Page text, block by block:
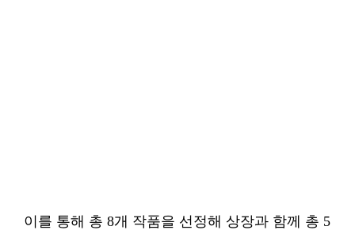
이를 통해 총 8개 작품을 선정해 상장과 함께 총 5